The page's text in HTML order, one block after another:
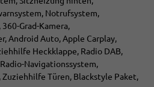
Notrufsystem,
Grad-Kamera,
Android Auto, Apple Carplay,
Heckklappe, Radio DAB,
Navigationssystem,
Zuziehhilfe Türen, Blackstyle Paket,